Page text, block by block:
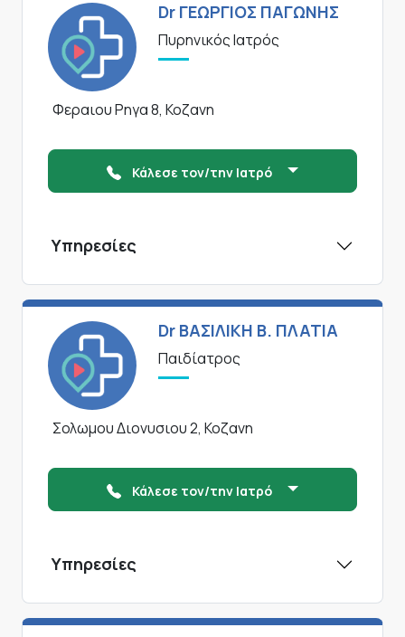
Dr ΓΕΩΡΓΙΟΣ ΠΑΓΩΝΗΣ
Πυρηνικός Ιατρός
Φεραιου Ρηγα 8, Κοζανη
Κάλεσε τον/την Ιατρό
Υπηρεσίες
Dr ΒΑΣΙΛΙΚΗ Β. ΠΛΑΤΙΑ
Παιδίατρος
Σολωμου Διονυσιου 2, Κοζανη
Κάλεσε τον/την Ιατρό
Υπηρεσίες